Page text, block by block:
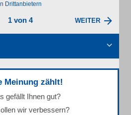
Drittanbietern
1 von 4 WEITER
Meinung zählt!
gefällt Ihnen gut?
wir verbessern?